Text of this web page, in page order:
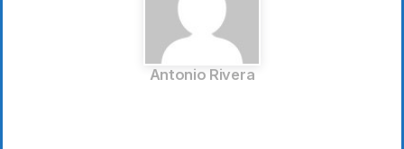
Antonio Rivera